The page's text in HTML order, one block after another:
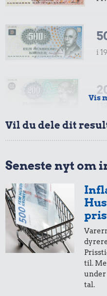
i
i
i
i
Vis
Vil du dele dit
Seneste nyt om
til.
under
tal.